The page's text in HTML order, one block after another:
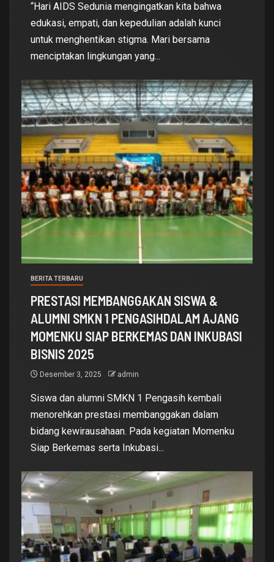
“Hari AIDS Sedunia mengingatkan kita bahwa
edukasi, empati, dan kepedulian adalah kunci
untuk menghentikan stigma. Mari bersama
menciptakan lingkungan yang...
BERITA TERBARU
PRESTASI MEMBANGGAKAN SISWA &
ALUMNI SMKN 1 PENGASIHDALAM AJANG
MOMENKU SIAP BERKEMAS DAN INKUBASI
BISNIS 2025
Desember 3, 2025 admin
Siswa dan alumni SMKN 1 Pengasih kembali
menorehkan prestasi membanggakan dalam
bidang kewirausahaan. Pada kegiatan Momenku
Siap Berkemas serta Inkubasi...